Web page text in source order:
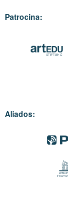
Patrocina:
Aliados: